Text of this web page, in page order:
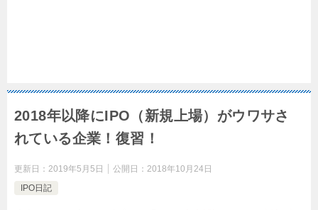
2018年以降にIPO（新規上場）がウワサさ
れている企業！復習！
更新日： 2019年5月5日 公開日： 2018年10月24日
IPO日記